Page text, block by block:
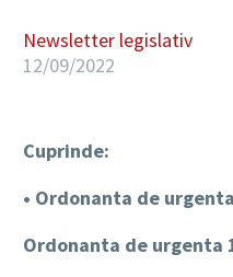
Newsletter legislativ
12/09/2022
Cuprinde:
• Ordonanta de
Ordonanta de urgenta